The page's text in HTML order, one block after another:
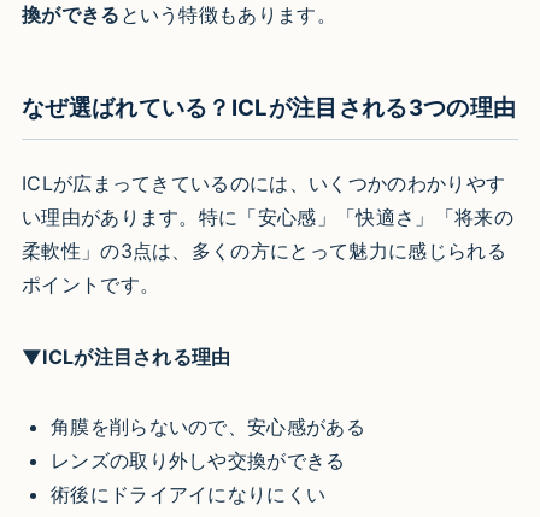
換ができる という特徴もあります。
なぜ選ばれている？ICLが注目される3つの理由
ICLが広まってきているのには、いくつかのわかりやす
い理由があります。特に「安心感」「快適さ」「将来の
柔軟性」の3点は、多くの方にとって魅力に感じられる
ポイントです。
▼ICLが注目される理由
角膜を削らないので、安心感がある
レンズの取り外しや交換ができる
術後にドライアイになりにくい